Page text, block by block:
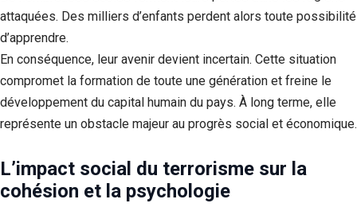
attaquées. Des milliers d’enfants perdent alors toute possibilité
d’apprendre.
En conséquence, leur avenir devient incertain. Cette situation
compromet la formation de toute une génération et freine le
développement du capital humain du pays. À long terme, elle
représente un obstacle majeur au progrès social et économique.
L’impact social du terrorisme sur la
cohésion et la psychologie